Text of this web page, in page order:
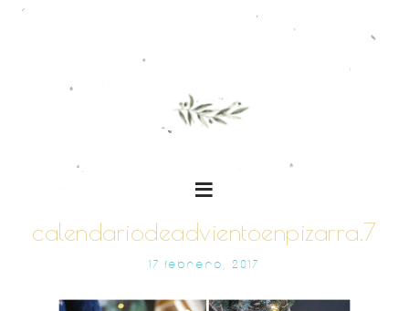
calendariodeadvientoenpizarra.7
17 FEBRERO, 2017